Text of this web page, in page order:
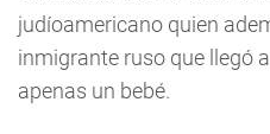
judíoamericano quien
inmigrante ruso que llegó
apenas un bebé.